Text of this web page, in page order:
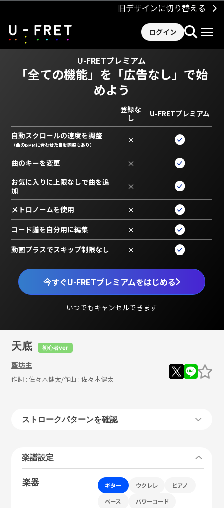
旧デザインに切り替える
ログイン
U-FRETプレミアム
「全ての機能」を 「広告なし」で始
めよう
今すぐU-FRETプレミアムをはじめる
いつでもキャンセルできます
登録な
し
U-FRETプレミアム
自動スクロールの速度を調整
（曲のBPMに合わせた自動調整もあり） ×
曲のキーを変更 ×
お気に入りに上限なしで曲を追
加
×
メトロノームを使用 ×
コード譜を自分用に編集 ×
動画プラスでスキップ制限なし ×
天底 初心者ver
藍坊主
作詞 : 佐々木健太/作曲 : 佐々木健太
ストロークパターンを確認
楽譜設定
楽器 ギター ウクレレ ピアノ
ベース パワーコード